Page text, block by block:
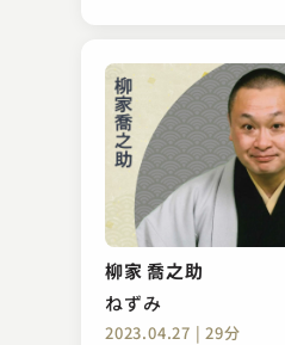
柳家 喬之助
ねずみ
2023.04.27 | 29分
古今亭 圓菊
新聞記事
2023.12.26 | 14分